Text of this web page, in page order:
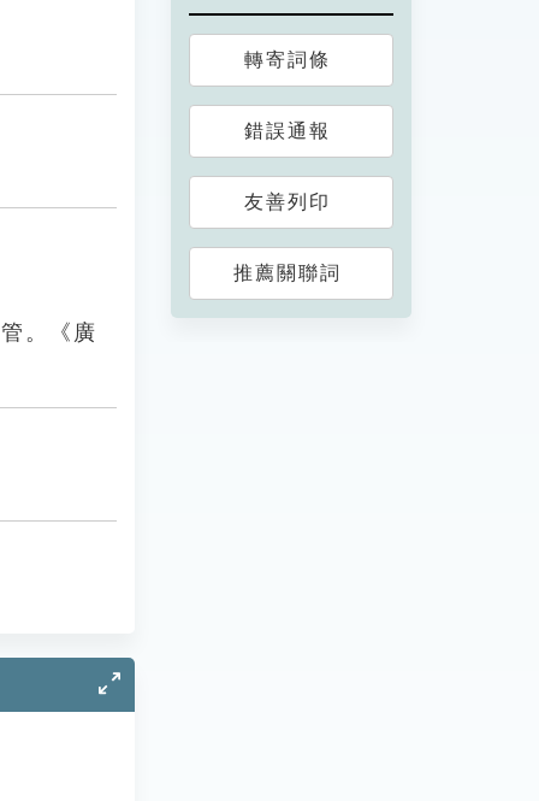
。《廣
轉寄詞條
錯誤通報
友善列印
推薦關聯詞